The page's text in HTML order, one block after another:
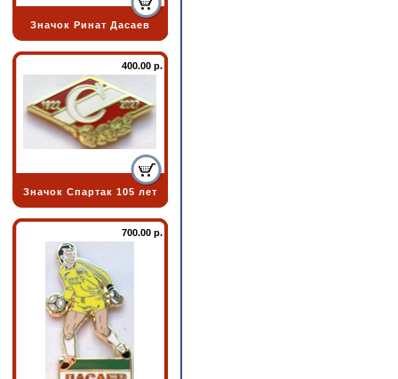
Значок Ринат Дасаев
400.00 р.
Значок Спартак 105 лет
700.00 р.